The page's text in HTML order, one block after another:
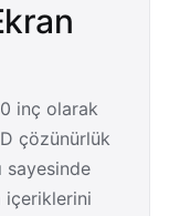
inç olarak
çözünürlük
sayesinde
içeriklerini